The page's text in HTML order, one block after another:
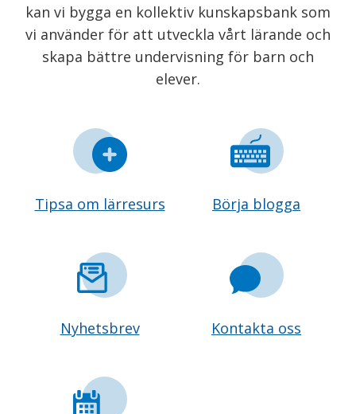
kan vi bygga en kollektiv kunskapsbank som
vi använder för att utveckla vårt lärande och
skapa bättre undervisning för barn och
elever.
Tipsa om lärresurs Börja blogga
Nyhetsbrev Kontakta oss